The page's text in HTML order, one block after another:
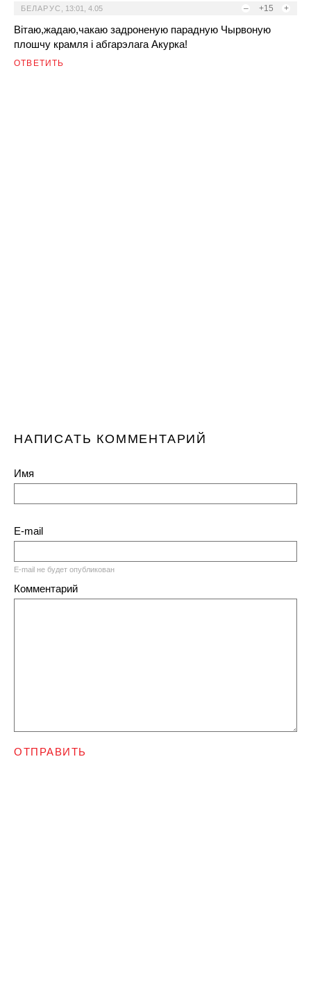
– +15 +
БЕЛАРУС 13:01, 4.05
Вiтаю,жадаю,чакаю задроненую парадную Чырвоную
плошчу крамля i абгарэлага Акурка!
ОТВЕТИТЬ
НАПИСАТЬ КОММЕНТАРИЙ
Имя
E-mail
E-mail не будет опубликован
Комментарий
ОТПРАВИТЬ